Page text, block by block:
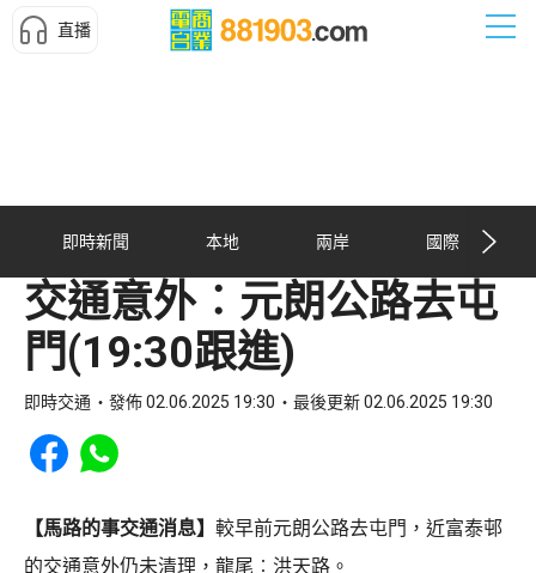
直播
即時新聞 本地 兩岸 國際
交通意外︰元朗公路去屯
門(19:30跟進)
即時交通 發佈 02.06.2025 19:30 最後更新 02.06.2025 19:30
Share to Facebook
Share to WhatsApp
【馬路的事交通消息】 較早前元朗公路去屯門，近富泰邨
的交通意外仍未清理，龍尾︰洪天路。